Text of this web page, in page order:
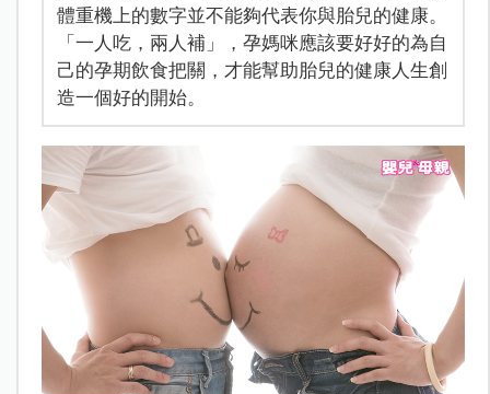
體重機上的數字並不能夠代表你與胎兒的健康。
「一人吃，兩人補」，孕媽咪應該要好好的為自
己的孕期飲食把關，才能幫助胎兒的健康人生創
造一個好的開始。